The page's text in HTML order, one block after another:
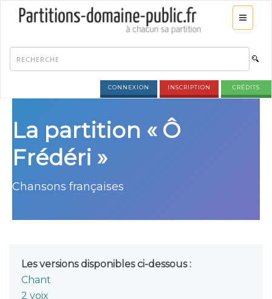
CONNEXION INSCRIPTION CRÉDITS
La partition « Ô
Frédéri »
Chansons françaises
Les versions disponibles ci-dessous :
Chant
2 voix